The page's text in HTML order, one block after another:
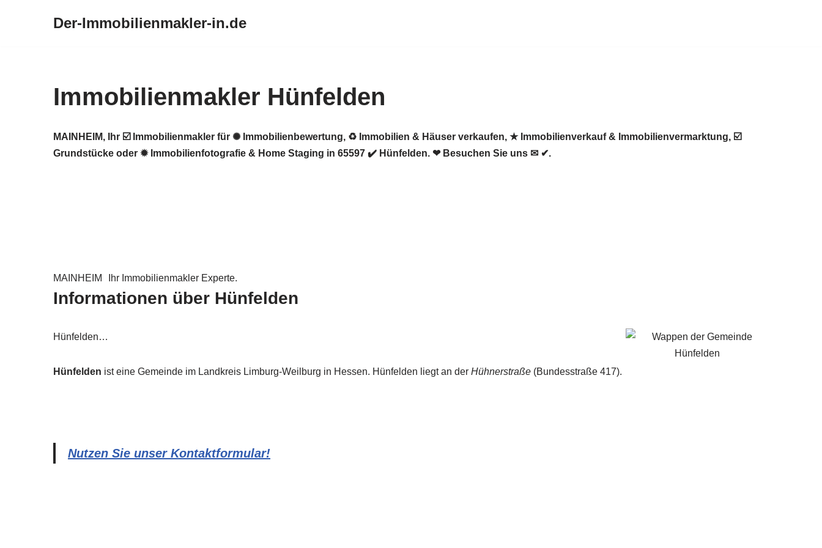
Der-Immobilienmakler-in.de
Immobilienmakler Hünfelden
MAINHEIM, Ihr ☑️ Immobilienmakler für ✺ Immobilienbewertung, ♻ Immobilien & Häuser verkaufen, ★ Immobilienverkauf & Immobilienvermarktung, ☑️
Grundstücke oder ✹ Immobilienfotografie & Home Staging in 65597 ✔️ Hünfelden. ❤ Besuchen Sie uns ✉ ✔.
MAINHEIM Ihr Immobilienmakler Experte.
Informationen über Hünfelden
Hünfelden…
Hünfelden ist eine Gemeinde im Landkreis Limburg-Weilburg in Hessen. Hünfelden liegt an der Hühnerstraße (Bundesstraße 417).
Nutzen Sie unser Kontaktformular!